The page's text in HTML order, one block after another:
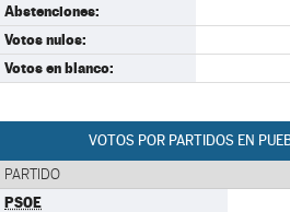
Abstenciones:
Votos nulos:
Votos en blanco:
VOTOS POR PARTIDOS EN
PARTIDO
PSOE